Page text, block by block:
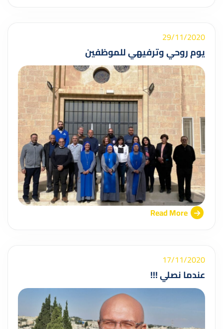
29/11/2020
يوم روحي وترفيهي للموظفين
Read More
17/11/2020
عندما نصلي !!!